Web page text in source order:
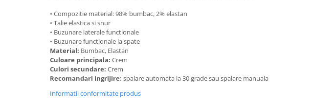
• Compozitie material: 98% bumbac, 2% elastan
• Talie elastica si snur
• Buzunare laterale functionale
• Buzunare functionale la spate
Material: Bumbac, Elastan
Culoare principala: Crem
Culori secundare: Crem
Recomandari ingrijire: spalare automata la 30 grade sau spalare manuala
Informatii conformitate produs